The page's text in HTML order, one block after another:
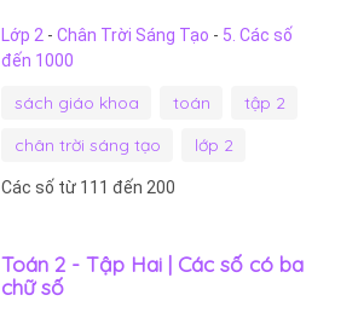
Lớp 2 - Chân Trời Sáng Tạo - 5. Các số
đến 1000
sách giáo khoa toán
tập 2
chân trời sáng tạo
lớp 2
Các số từ 111 đến 200
Toán 2 - Tập Hai | Các số có ba
chữ số